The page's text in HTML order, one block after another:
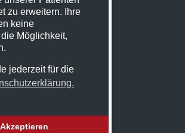
zu erweitern. Ihre
keine
Möglichkeit,
jederzeit für die
Akzeptieren